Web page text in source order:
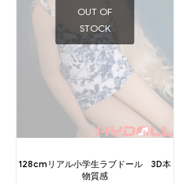
OUT OF
STOCK
128cmリアル小学生ラブドール 3D本
物質感